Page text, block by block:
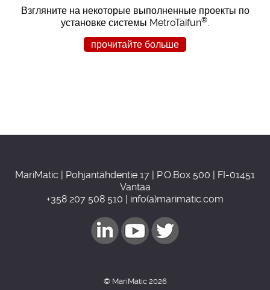
Взгляните на некоторые выполненные проекты по
установке системы MetroTaifun®
прочитайте больше
MariMatic | Pohjantähdentie 17 | P.O.Box 500 | FI-01451
Vantaa
+358 207 508 510 | info(a)marimatic.com
© MariMatic 2026